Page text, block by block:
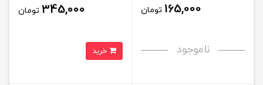
165,000 تومان
ناموجود
345,000 تومان